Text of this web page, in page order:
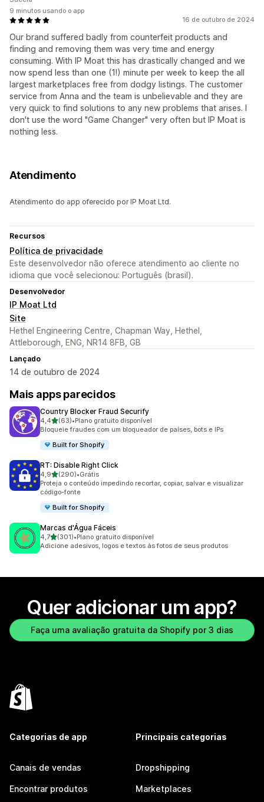
16 de outubro de 2024
Our brand suffered badly from counterfeit products and
finding and removing them was very time and energy
consuming. With IP Moat this has drastically changed and we
now spend less than one (1!) minute per week to keep the all
largest marketplaces free from dodgy listings. The customer
service from Anna and the team is unbelievable and they are
very quick to find solutions to any new problems that arises. I
don't use the word "Game Changer" very often but IP Moat is
nothing less.
9 minutos usando o app
Atendimento
Atendimento do app oferecido por IP Moat Ltd.
Recursos
Política de privacidade
Este desenvolvedor não oferece atendimento ao cliente no
idioma que você selecionou: Português (brasil).
Desenvolvedor
IP Moat Ltd
Site
Hethel Engineering Centre, Chapman Way, Hethel,
Attleborough, ENG, NR14 8FB, GB
Lançado
14 de outubro de 2024
Mais apps parecidos
Country Blocker Fraud Securify
4,4de 5 estrelas
(63)
63 avaliações ao todo
•Plano gratuito disponível
Bloqueie fraudes com um bloqueador de países, bots e IPs
Built for Shopify
RT: Disable Right Click
4,9de 5 estrelas
(290)
290 avaliações ao todo
•Grátis
Proteja o conteúdo impedindo recortar, copiar, salvar e visualizar
código-fonte
Built for Shopify
Marcas d'Água Fáceis
4,7de 5 estrelas
(301)
301 avaliações ao todo
•Plano gratuito disponível
Adicione adesivos, logos e textos às fotos de seus produtos
Quer adicionar um app?
Faça uma avaliação gratuita da Shopify por 3 dias
Categorias de app
Canais de vendas
Encontrar produtos
Principais categorias
Dropshipping
Marketplaces